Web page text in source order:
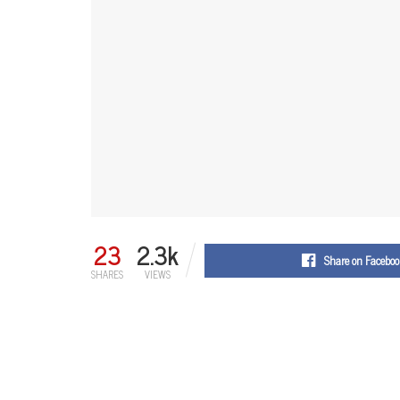
23
SHARES 2.3k
VIEWS
Share on